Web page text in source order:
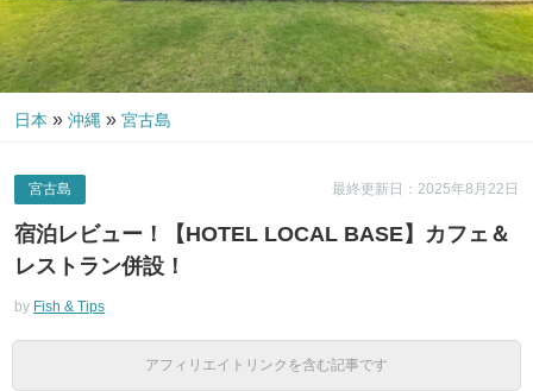
日本 » 沖縄 » 宮古島
最終更新日：2025年8月22日
宮古島
宿泊レビュー！【HOTEL LOCAL BASE】カフェ＆
レストラン併設！
by Fish & Tips
アフィリエイトリンクを含む記事です